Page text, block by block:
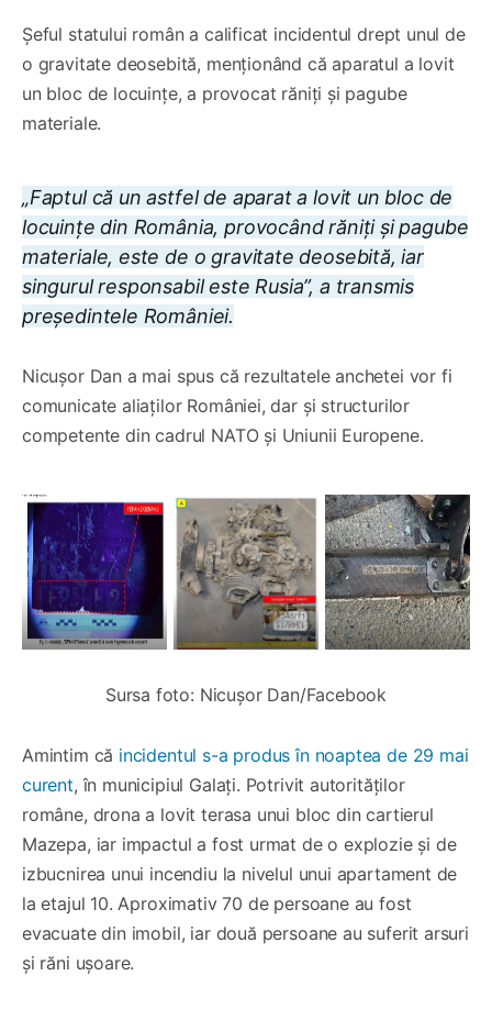
Șeful statului român a calificat incidentul drept unul de
o gravitate deosebită, menționând că aparatul a lovit
un bloc de locuințe, a provocat răniți și pagube
materiale.
„Faptul că un astfel de aparat a lovit un bloc de
locuințe din România, provocând răniți și pagube
materiale, este de o gravitate deosebită, iar
singurul responsabil este Rusia”, a transmis
președintele României.
Nicușor Dan a mai spus că rezultatele anchetei vor fi
comunicate aliaților României, dar și structurilor
competente din cadrul NATO și Uniunii Europene.
Sursa foto: Nicușor Dan/Facebook
Amintim că incidentul s-a produs în noaptea de 29 mai
curent, în municipiul Galați. Potrivit autorităților
române, drona a lovit terasa unui bloc din cartierul
Mazepa, iar impactul a fost urmat de o explozie și de
izbucnirea unui incendiu la nivelul unui apartament de
la etajul 10. Aproximativ 70 de persoane au fost
evacuate din imobil, iar două persoane au suferit arsuri
și răni ușoare.